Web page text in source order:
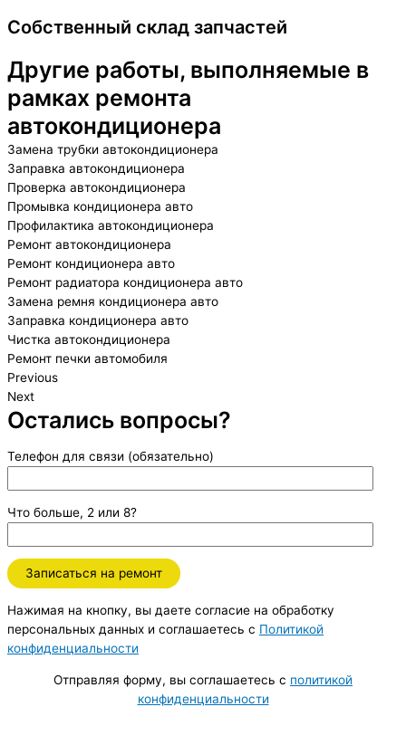
Собственный склад запчастей
Другие работы, выполняемые в
рамках ремонта
автокондиционера
Замена трубки автокондиционера
Заправка автокондиционера
Проверка автокондиционера
Промывка кондиционера авто
Профилактика автокондиционера
Ремонт автокондиционера
Ремонт кондиционера авто
Ремонт радиатора кондиционера авто
Замена ремня кондиционера авто
Заправка кондиционера авто
Чистка автокондиционера
Ремонт печки автомобиля
Previous
Next
Остались вопросы?
Телефон для связи (обязательно)
Что больше, 2 или 8?
Нажимая на кнопку, вы даете согласие на обработку
персональных данных и соглашаетесь c Политикой
конфиденциальности
Отправляя форму, вы соглашаетесь с политикой
конфиденциальности